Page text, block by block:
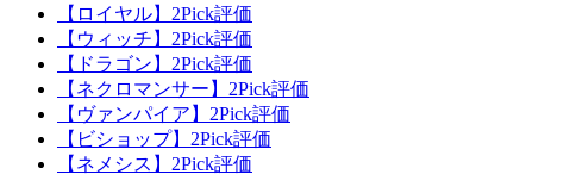
【ロイヤル】2Pick評価
【ウィッチ】2Pick評価
【ドラゴン】2Pick評価
【ネクロマンサー】2Pick評価
【ヴァンパイア】2Pick評価
【ビショップ】2Pick評価
【ネメシス】2Pick評価